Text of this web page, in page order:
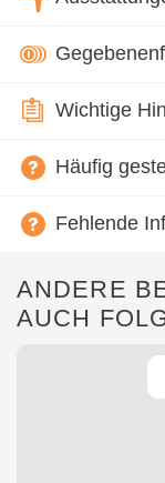
Wichtige
Häufig
Fehlende
ANDERE
AUCH